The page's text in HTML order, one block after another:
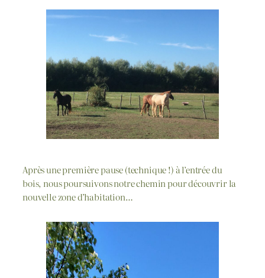
Après une première pause (technique !) à l’entrée du
bois, nous poursuivons notre chemin pour découvrir la
nouvelle zone d’habitation…